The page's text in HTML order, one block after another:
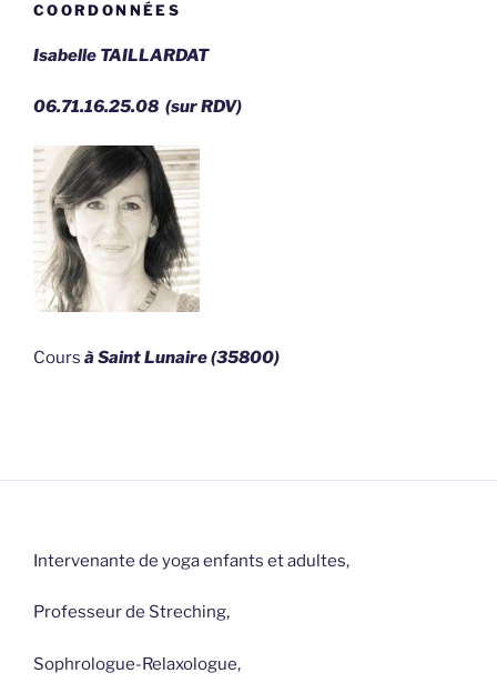
COORDONNÉES
Isabelle TAILLARDAT
06.71.16.25.08 (sur RDV)
Cours à Saint Lunaire (35800)
Intervenante de yoga enfants et adultes,
Professeur de Streching,
Sophrologue-Relaxologue,